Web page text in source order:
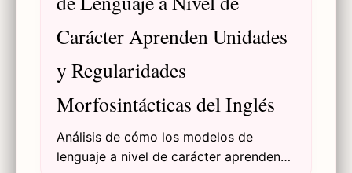
Carácter Aprenden Unidades
y Regularidades
Morfosintácticas del Inglés
Análisis de cómo los modelos de
lenguaje a nivel de carácter aprenden